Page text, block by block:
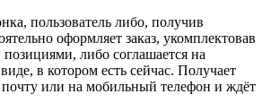
пользователь либо, получив
оформляет заказ, укомплектовав
либо соглашается на
в котором есть сейчас. Получает
или на мобильный телефон и ждёт